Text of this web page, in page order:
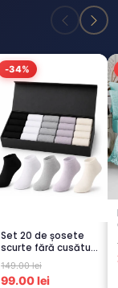
-34%
Set 20 de șosete
scurte fără cusături
pentru femei – 5...
149.00 lei
99.00 lei